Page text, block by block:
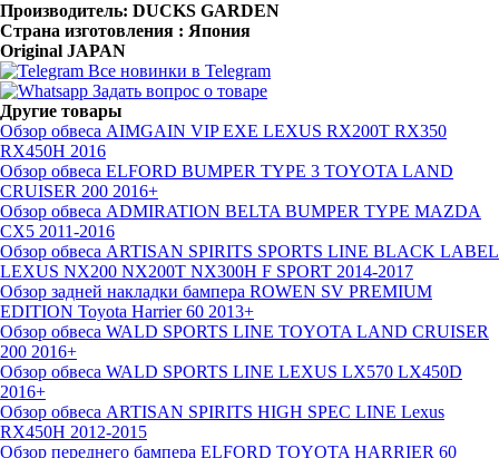
Производитель: DUCKS GARDEN
Страна изготовления : Япония
Original JAPAN
Все новинки в Telegram
Задать вопрос о товаре
Другие товары
Обзор обвеса AIMGAIN VIP EXE LEXUS RX200T RX350
RX450H 2016
Обзор обвеса ELFORD BUMPER TYPE 3 TOYOTA LAND
CRUISER 200 2016+
Обзор обвеса ADMIRATION BELTA BUMPER TYPE MAZDA
CX5 2011-2016
Обзор обвеса ARTISAN SPIRITS SPORTS LINE BLACK LABEL
LEXUS NX200 NX200T NX300H F SPORT 2014-2017
Обзор задней накладки бампера ROWEN SV PREMIUM
EDITION Toyota Harrier 60 2013+
Обзор обвеса WALD SPORTS LINE TOYOTA LAND CRUISER
200 2016+
Обзор обвеса WALD SPORTS LINE LEXUS LX570 LX450D
2016+
Обзор обвеса ARTISAN SPIRITS HIGH SPEC LINE Lexus
RX450H 2012-2015
Обзор переднего бампера ELFORD TOYOTA HARRIER 60